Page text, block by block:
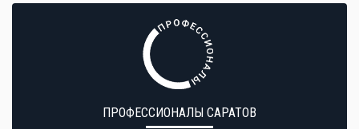
ПРОФЕССИОНАЛЫ САРАТОВ